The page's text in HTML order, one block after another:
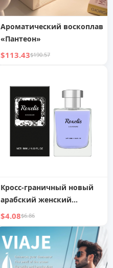
Ароматический воскоплав
«Пантеон»
$113.43$190.57
Кросс-граничный новый
арабский женский
парфюм
высококачественное
стойкое
концентрированное
парфюмерное эфирное
$4.08$6.86